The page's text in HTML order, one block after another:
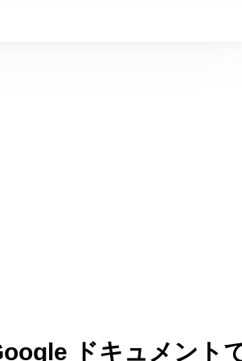
ドキュメント